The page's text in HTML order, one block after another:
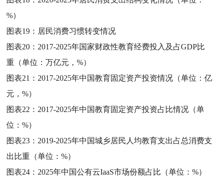
%）
图表19： 居民消费习惯转变情况
图表20： 2017-2025年国家财政性教育经费投入及占GDP比
重（单位：万亿元，%）
图表21： 2017-2025年中国教育固定资产投资情况（单位：亿
元，%）
图表22： 2017-2025年中国教育固定资产投资占比情况（单
位：%）
图表23： 2019-2025年中国城乡居民人均教育支出占总消费支
出比重（单位：%）
图表24： 2025年中国公有云IaaS市场份额占比（单位：%）